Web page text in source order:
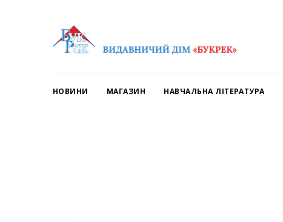
НОВИНИ МАГАЗИН НАВЧАЛЬНА ЛІТЕРАТУРА